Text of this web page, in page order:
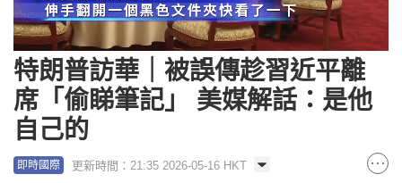
Unmute Loaded:
80.10%
特朗普訪華｜被誤傳趁習近平離
席「偷睇筆記」 美媒解話：是他
自己的
即時國際 更新時間：21:35 2026-05-16 HKT